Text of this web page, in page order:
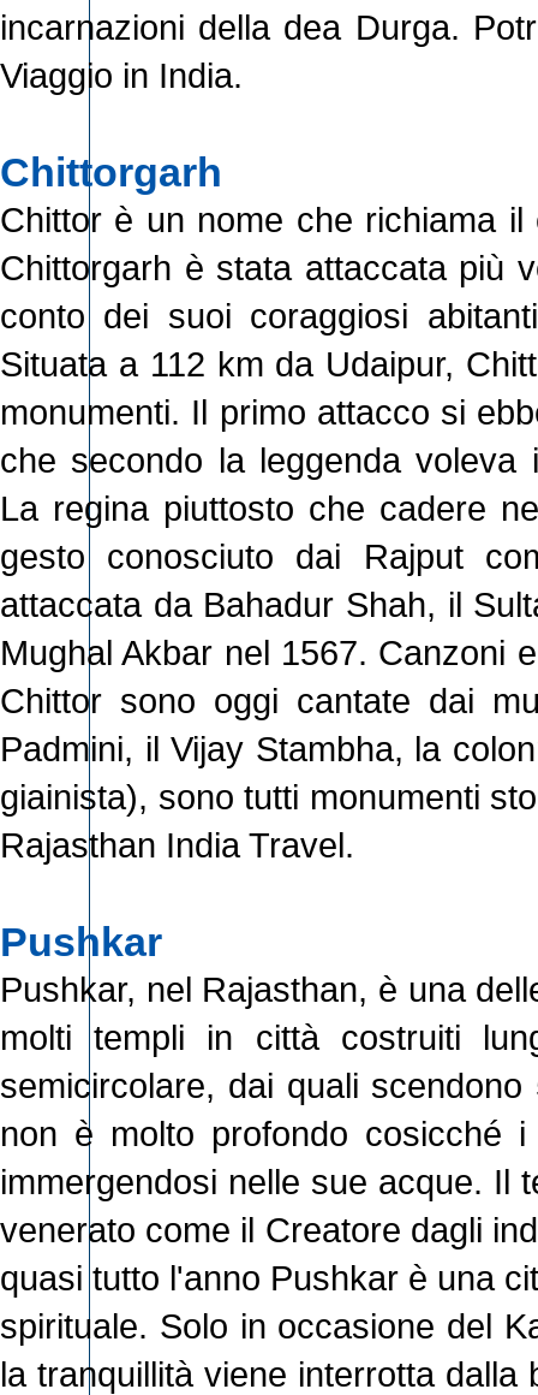
incarnazioni della dea Durga.
Viaggio in India.
Chittorgarh
Chittor è un nome che richiama
Chittorgarh è stata attaccata più
conto dei suoi coraggiosi
Situata a 112 km da Udaipur,
monumenti. Il primo attacco si
che secondo la leggenda voleva
La regina piuttosto che cadere
gesto conosciuto dai Rajput
attaccata da Bahadur Shah, il
Mughal Akbar nel 1567. Canzoni
Chittor sono oggi cantate dai
Padmini, il Vijay Stambha, la
giainista), sono tutti monumenti
Rajasthan India Travel.
Pushkar
Pushkar, nel Rajasthan, è una
molti templi in città costruiti
semicircolare, dai quali
non è molto profondo cosicché
immergendosi nelle sue acque. Il
venerato come il Creatore dagli
quasi tutto l'anno Pushkar è una
spirituale. Solo in occasione del
la tranquillità viene interrotta